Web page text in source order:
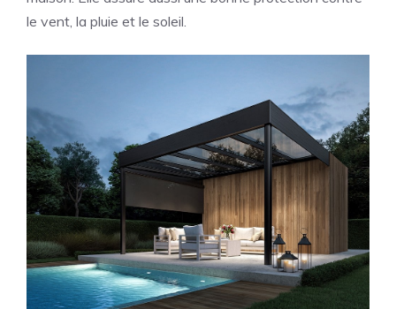
le vent, la pluie et le soleil.